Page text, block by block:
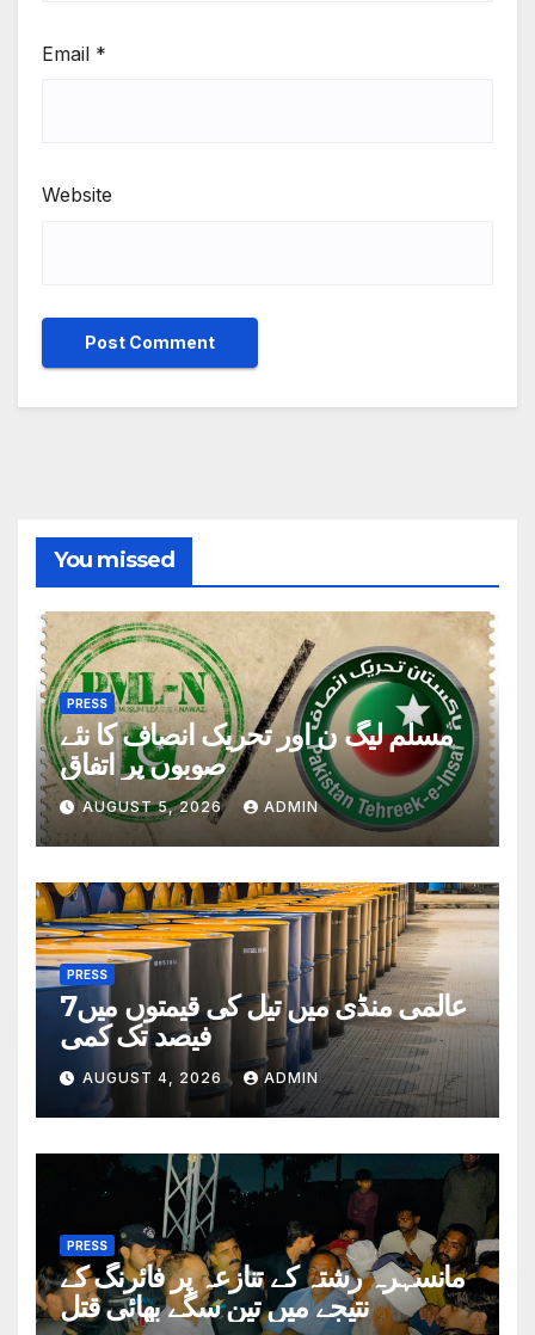
Email *
Website
You missed
PRESS
مسلم لیگ ن اور تحریک انصاف کا نئے
صوبوں پر اتفاق
AUGUST 5, 2026 ADMIN
PRESS
عالمی منڈی میں تیل کی قیمتوں میں7
فیصد تک کمی
AUGUST 4, 2026 ADMIN
PRESS
مانسہرہ رشتہ کے تنازعہ پر فائرنگ کے
نتیجے میں تین سگے بھائی قتل